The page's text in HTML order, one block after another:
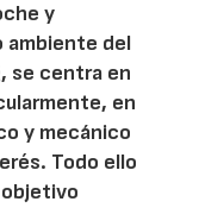
y
ambiente del
se centra en
en
y mecánico
Todo ello